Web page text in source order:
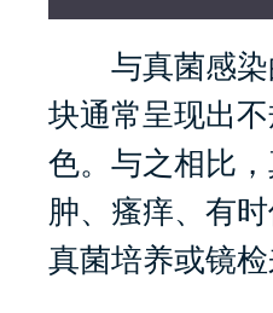
与真菌感染
块通常呈现出
色。与之相比
肿、瘙痒、有
真菌培养或镜检